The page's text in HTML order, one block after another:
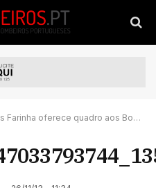
oferece quadro aos Bombeiros